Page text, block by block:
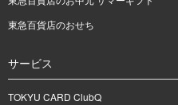
東急百貨店のおせち
サービス
TOKYU CARD ClubQ